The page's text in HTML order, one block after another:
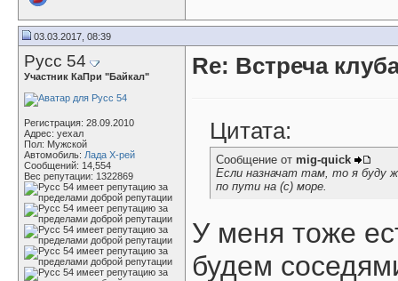
03.03.2017, 08:39
Русс 54
Участник КаПри "Байкал"
Регистрация: 28.09.2010
Адрес: уехал
Пол: Мужской
Автомобиль: Лада Х-рей
Сообщений: 14,554
Вес репутации: 1322869
Re: Встреча
Цитата:
Сообщение от mig-quick
Если назначат там, то я буду
по пути на (с) море.
У меня тоже
будем